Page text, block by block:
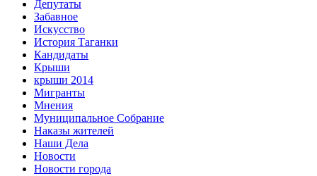
Депутаты
Забавное
Искусство
История Таганки
Кандидаты
Крыши
крыши 2014
Мигранты
Мнения
Муниципальное Собрание
Наказы жителей
Наши Дела
Новости
Новости города